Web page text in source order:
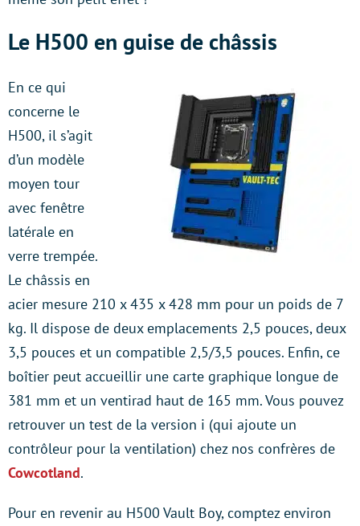
Le H500 en guise de châssis
En ce qui
concerne le
H500, il s’agit
d’un modèle
moyen tour
avec fenêtre
latérale en
verre trempée.
Le châssis en
acier mesure 210 x 435 x 428 mm pour un poids de 7
kg. Il dispose de deux emplacements 2,5 pouces, deux
3,5 pouces et un compatible 2,5/3,5 pouces. Enfin, ce
boîtier peut accueillir une carte graphique longue de
381 mm et un ventirad haut de 165 mm. Vous pouvez
retrouver un test de la version i (qui ajoute un
contrôleur pour la ventilation) chez nos confrères de
Cowcotland.
Pour en revenir au H500 Vault Boy, comptez environ